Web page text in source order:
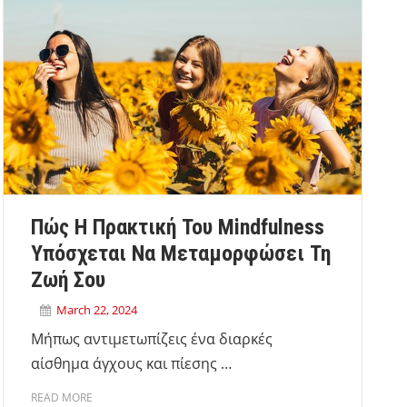
Πώς Η Πρακτική Του Mindfulness
Υπόσχεται Να Μεταμορφώσει Τη
Ζωή Σου
March 22, 2024
Μήπως αντιμετωπίζεις ένα διαρκές
αίσθημα άγχους και πίεσης …
READ MORE